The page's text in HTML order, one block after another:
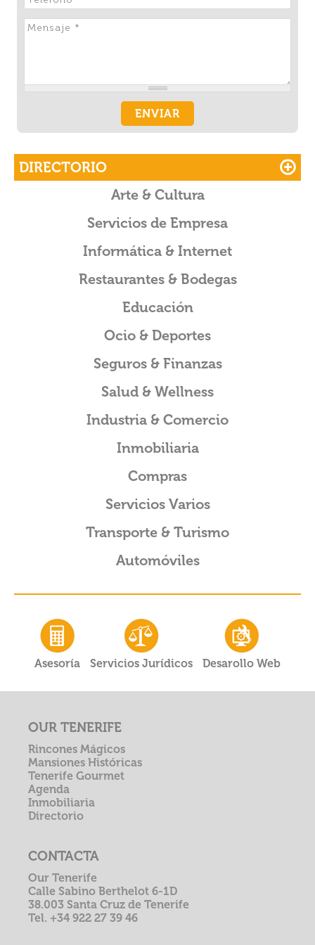
o
k
DIRECTORIO
Arte & Cultura
Servicios de Empresa
Informática & Internet
Restaurantes & Bodegas
Educación
Ocio & Deportes
Seguros & Finanzas
Salud & Wellness
Industria & Comercio
Inmobiliaria
Compras
Servicios Varios
Transporte & Turismo
Automóviles
Asesoría Servicios Jurídicos Desarollo Web
OUR TENERIFE
Rincones Mágicos
Mansiones Históricas
Tenerife Gourmet
Agenda
Inmobiliaria
Directorio
CONTACTA
Our Tenerife
Calle Sabino Berthelot 6-1D
38.003 Santa Cruz de Tenerife
Tel. +34 922 27 39 46